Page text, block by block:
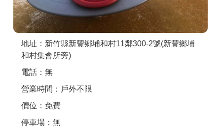
地址：新竹縣新豐鄉埔和村11鄰300-2號(新豐鄉埔
和村集會所旁)
電話：無
營業時間：戶外不限
價位：免費
停車場：無